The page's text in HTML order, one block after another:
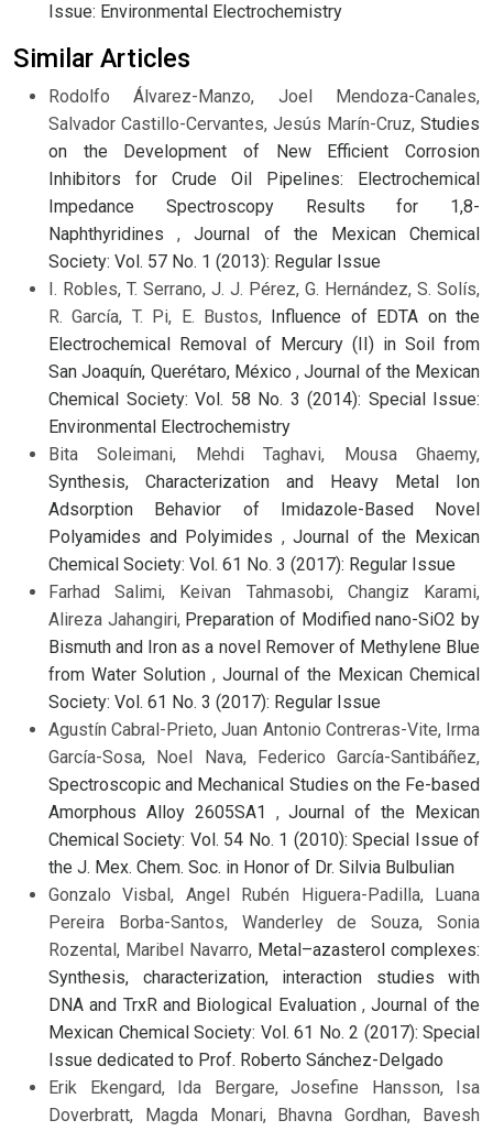
Issue: Environmental Electrochemistry
Similar Articles
Rodolfo Álvarez-Manzo, Joel Mendoza-Canales,
Salvador Castillo-Cervantes, Jesús Marín-Cruz, Studies
on the Development of New Efficient Corrosion
Inhibitors for Crude Oil Pipelines: Electrochemical
Impedance Spectroscopy Results for 1,8-
Naphthyridines,Journal of the Mexican Chemical
Society: Vol. 57 No. 1 (2013): Regular Issue
I. Robles, T. Serrano, J. J. Pérez, G. Hernández, S. Solís,
R. García, T. Pi, E. Bustos,
Influence of EDTA on the
Electrochemical Removal of Mercury (II) in Soil from
San Joaquín, Querétaro, México ,Journal of the Mexican
Chemical Society: Vol. 58 No. 3 (2014): Special Issue:
Environmental Electrochemistry
Bita Soleimani, Mehdi Taghavi, Mousa Ghaemy,
Synthesis, Characterization and Heavy Metal Ion
Adsorption Behavior of Imidazole-Based Novel
Polyamides and Polyimides ,Journal of the Mexican
Chemical Society: Vol. 61 No. 3 (2017): Regular Issue
Farhad Salimi, Keivan Tahmasobi, Changiz Karami,
Alireza Jahangiri, Preparation of Modified nano-SiO2 by
Bismuth and Iron as a novel Remover of Methylene Blue
from Water Solution , Journal of the Mexican Chemical
Society: Vol. 61 No. 3 (2017): Regular Issue
Agustín Cabral-Prieto, Juan Antonio Contreras-Vite, Irma
García-Sosa, Noel Nava, Federico García-Santibáñez,
Spectroscopic and Mechanical Studies on the Fe-based
Amorphous Alloy 2605SA1 ,Journal of the Mexican
Chemical Society: Vol. 54 No. 1 (2010): Special Issue of
the J. Mex. Chem. Soc. in Honor of Dr. Silvia Bulbulian
Gonzalo Visbal, Angel Rubén Higuera-Padilla, Luana
Pereira Borba-Santos, Wanderley de Souza, Sonia
Rozental, Maribel Navarro, Metal–azasterol complexes:
Synthesis, characterization, interaction studies with
DNA and TrxR and Biological Evaluation ,Journal of the
Mexican Chemical Society: Vol. 61 No. 2 (2017): Special
Issue dedicated to Prof. Roberto Sánchez-Delgado
Erik Ekengard, Ida Bergare, Josefine Hansson, Isa
Doverbratt, Magda Monari, Bhavna Gordhan, Bavesh